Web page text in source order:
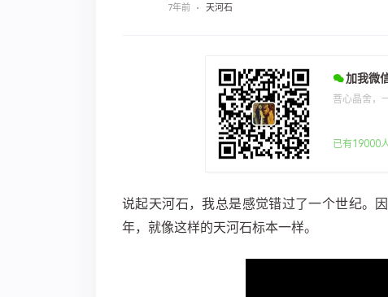
7年前 天河石
加我微
菩心晶舍，
已有19000
说起天河石，我总是感觉错过了一个世纪。
年，就像这样的天河石标本一样。